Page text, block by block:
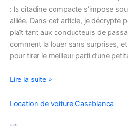
: la citadine compacte s’impose
alliée. Dans cet article, je décrypte
plaît tant aux conducteurs de
comment la louer sans surprises,
pour tirer le meilleur parti d’une
louez
:
Lire la suite »
Location de voiture Casablanca